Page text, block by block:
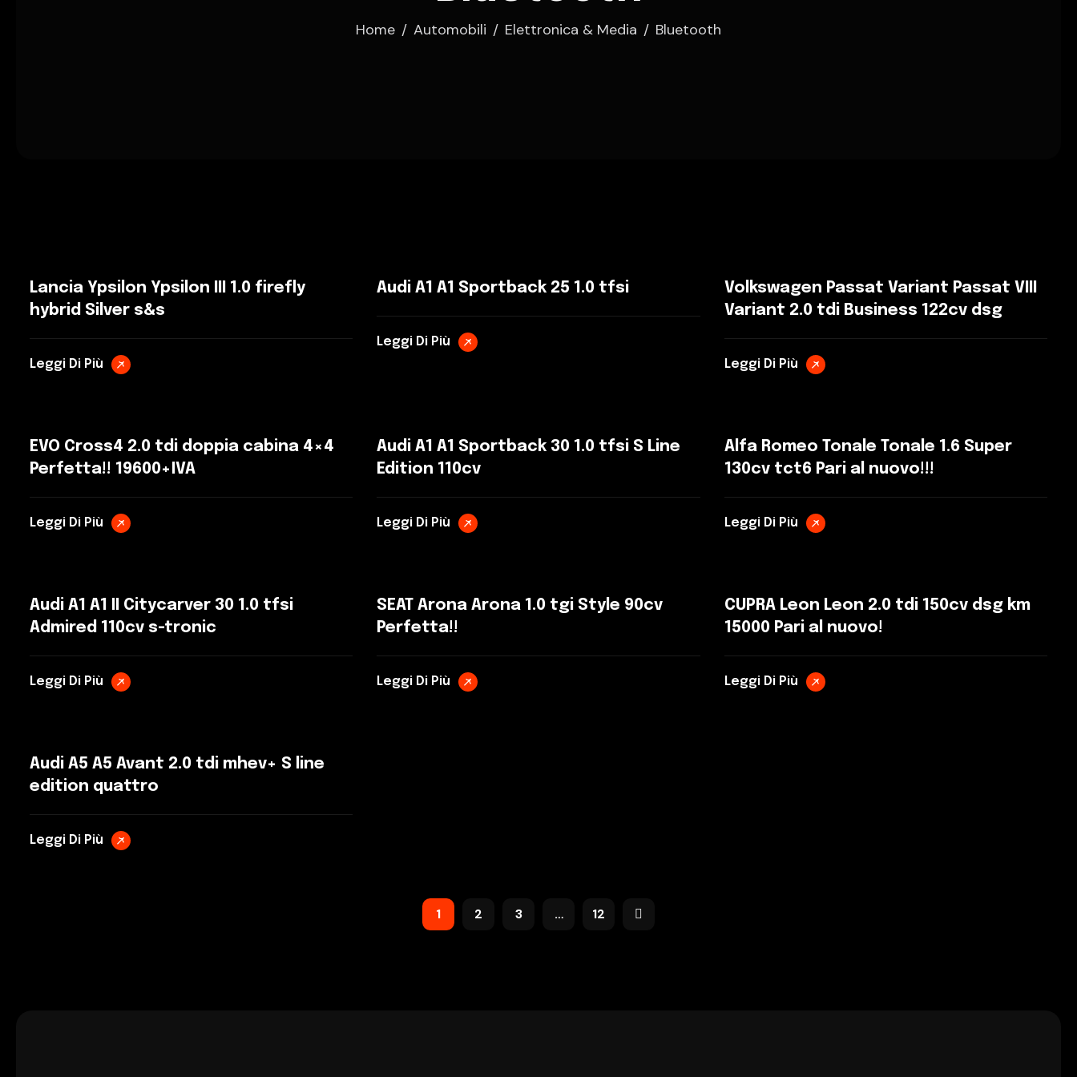
Home Automobili Elettronica & Media Bluetooth
Lancia Ypsilon Ypsilon III 1.0 firefly
hybrid Silver s&s
Leggi Di Più
Audi A1 A1 Sportback 25 1.0 tfsi
Leggi Di Più
Volkswagen Passat Variant Passat VIII
Variant 2.0 tdi Business 122cv dsg
Leggi Di Più
EVO Cross4 2.0 tdi doppia cabina 4×4
Perfetta!! 19600+IVA
Leggi Di Più
Audi A1 A1 Sportback 30 1.0 tfsi S Line
Edition 110cv
Leggi Di Più
Alfa Romeo Tonale Tonale 1.6 Super
130cv tct6 Pari al nuovo!!!
Leggi Di Più
Audi A1 A1 II Citycarver 30 1.0 tfsi
Admired 110cv s-tronic
Leggi Di Più
SEAT Arona Arona 1.0 tgi Style 90cv
Perfetta!!
Leggi Di Più
CUPRA Leon Leon 2.0 tdi 150cv dsg km
15000 Pari al nuovo!
Leggi Di Più
Audi A5 A5 Avant 2.0 tdi mhev+ S line
edition quattro
Leggi Di Più
1 2 3 … 12